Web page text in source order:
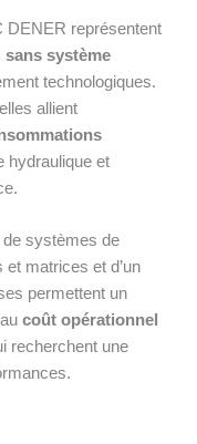
DENER représentent
sans système
technologiques.
allient
hydraulique et
systèmes de
matrices et d’un
permettent un
coût opérationnel
recherchent une